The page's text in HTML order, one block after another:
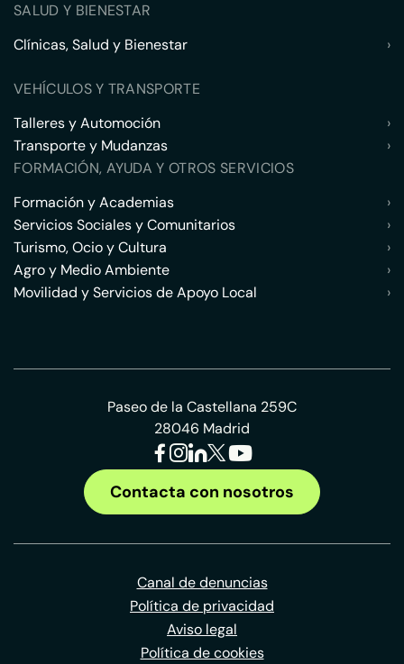
SALUD Y BIENESTAR
Clínicas, Salud y Bienestar
›
VEHÍCULOS Y TRANSPORTE
Talleres y Automoción
›
Transporte y Mudanzas
›
FORMACIÓN, AYUDA Y OTROS SERVICIOS
Formación y Academias
›
Servicios Sociales y Comunitarios
›
Turismo, Ocio y Cultura
›
Agro y Medio Ambiente
›
Movilidad y Servicios de Apoyo Local
›
Paseo de la Castellana 259C
28046 Madrid
Contacta con nosotros
Canal de denuncias
Política de privacidad
Aviso legal
Política de cookies